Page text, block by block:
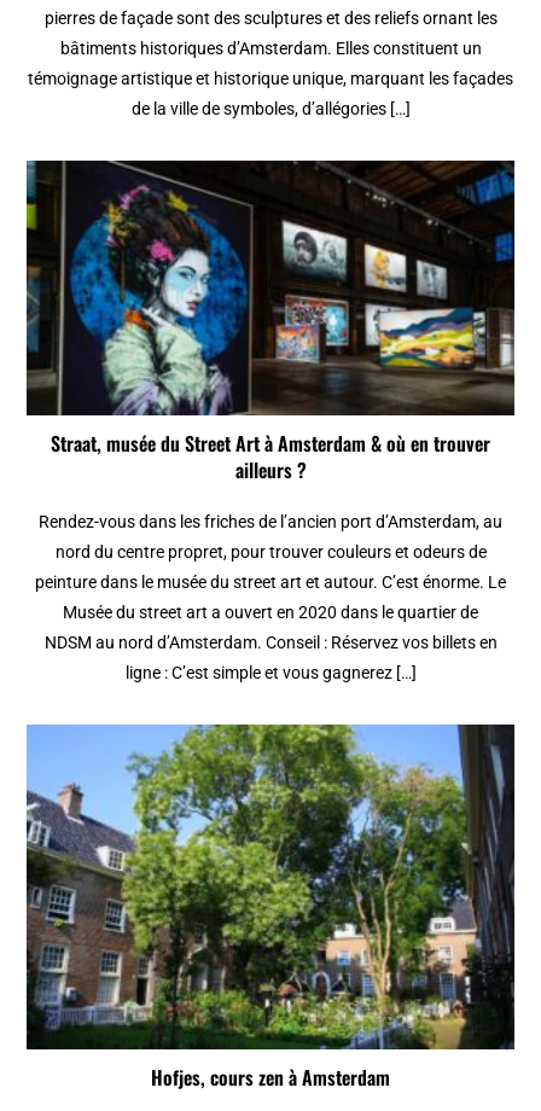
pierres de façade sont des sculptures et des reliefs ornant les
bâtiments historiques d’Amsterdam. Elles constituent un
témoignage artistique et historique unique, marquant les façades
de la ville de symboles, d’allégories […]
Straat, musée du Street Art à Amsterdam & où en trouver
ailleurs ?
Rendez-vous dans les friches de l’ancien port d’Amsterdam, au
nord du centre propret, pour trouver couleurs et odeurs de
peinture dans le musée du street art et autour. C’est énorme. Le
Musée du street art a ouvert en 2020 dans le quartier de
NDSM au nord d’Amsterdam. Conseil : Réservez vos billets en
ligne : C’est simple et vous gagnerez […]
Hofjes, cours zen à Amsterdam